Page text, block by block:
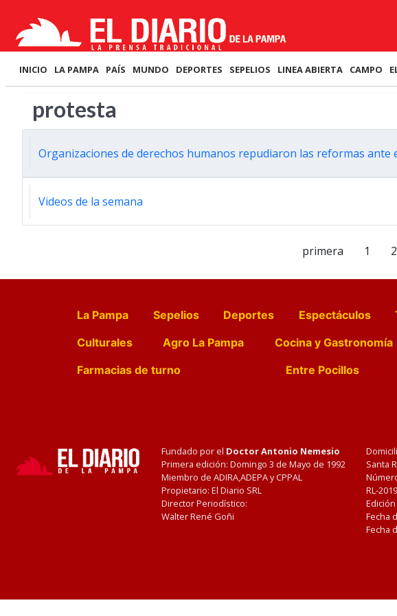
INICIO LA PAMPA PAÍS MUNDO DEPORTES SEPELIOS LINEA ABIERTA CAMPO
protesta
Organizaciones de derechos humanos repudiaron las reformas ante
Videos de la semana
primera 1 2
La Pampa Sepelios Deportes Espectáculos
Culturales
Agro La Pampa Cocina y Gastronomía
Farmacias de turno
Entre Pocillos
Fundado por el Doctor Antonio Nemesio
Primera edición: Domingo 3 de Mayo de 1992
Miembro de ADIRA,ADEPA y CPPAL
Propietario: El Diario SRL
Director Periodístico:
Walter René Goñi
Santa
RL-
Fecha
Fecha